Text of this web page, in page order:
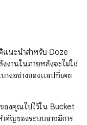
นะนำสำหรับ Doze
งานในภายหลังจะไม่ใช่
างอย่างของแอปที่เคย
องคุณไปไว้ใน Bucket
ำคัญของระบบอาจมีการ